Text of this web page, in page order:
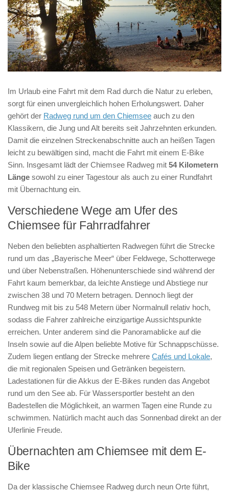
Im Urlaub eine Fahrt mit dem Rad durch die Natur zu erleben,
sorgt für einen unvergleichlich hohen Erholungswert. Daher
gehört der Radweg rund um den Chiemsee auch zu den
Klassikern, die Jung und Alt bereits seit Jahrzehnten erkunden.
Damit die einzelnen Streckenabschnitte auch an heißen Tagen
leicht zu bewältigen sind, macht die Fahrt mit einem E-Bike
Sinn. Insgesamt lädt der Chiemsee Radweg mit 54 Kilometern
Länge sowohl zu einer Tagestour als auch zu einer Rundfahrt
mit Übernachtung ein.
Verschiedene Wege am Ufer des
Chiemsee für Fahrradfahrer
Neben den beliebten asphaltierten Radwegen führt die Strecke
rund um das „Bayerische Meer“ über Feldwege, Schotterwege
und über Nebenstraßen. Höhenunterschiede sind während der
Fahrt kaum bemerkbar, da leichte Anstiege und Abstiege nur
zwischen 38 und 70 Metern betragen. Dennoch liegt der
Rundweg mit bis zu 548 Metern über Normalnull relativ hoch,
sodass die Fahrer zahlreiche einzigartige Aussichtspunkte
erreichen. Unter anderem sind die Panoramablicke auf die
Inseln sowie auf die Alpen beliebte Motive für Schnappschüsse.
Zudem liegen entlang der Strecke mehrere Cafés und Lokale,
die mit regionalen Speisen und Getränken begeistern.
Ladestationen für die Akkus der E-Bikes runden das Angebot
rund um den See ab. Für Wassersportler besteht an den
Badestellen die Möglichkeit, an warmen Tagen eine Runde zu
schwimmen. Natürlich macht auch das Sonnenbad direkt an der
Uferlinie Freude.
Übernachten am Chiemsee mit dem E-
Bike
Da der klassische Chiemsee Radweg durch neun Orte führt,